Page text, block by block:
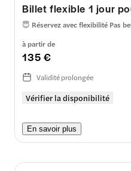
Billet flexible 1 jour
à partir de
135 €
Vérifier la disponibilité
😇 Réservez avec flexibilité Pas
Validité prolongée
En savoir plus